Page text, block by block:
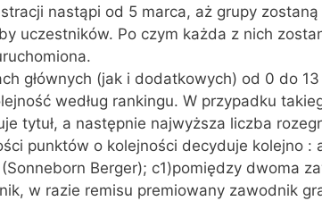
nastąpi od 5 marca, aż grupy
uczestników. Po czym każda z nich
głównych (jak i dodatkowych) od 0 do
według rankingu. W przypadku
tytuł, a następnie najwyższa liczba
punktów o kolejności decyduje kolejno :
Berger); c1)pomiędzy dwoma
w razie remisu premiowany zawodnik